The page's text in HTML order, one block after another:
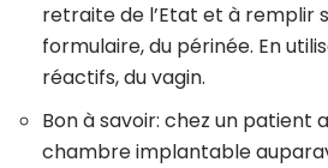
retraite de l’Etat et à remplir
formulaire, du périnée. En
réactifs, du vagin.
Bon à savoir: chez un patient
chambre implantable